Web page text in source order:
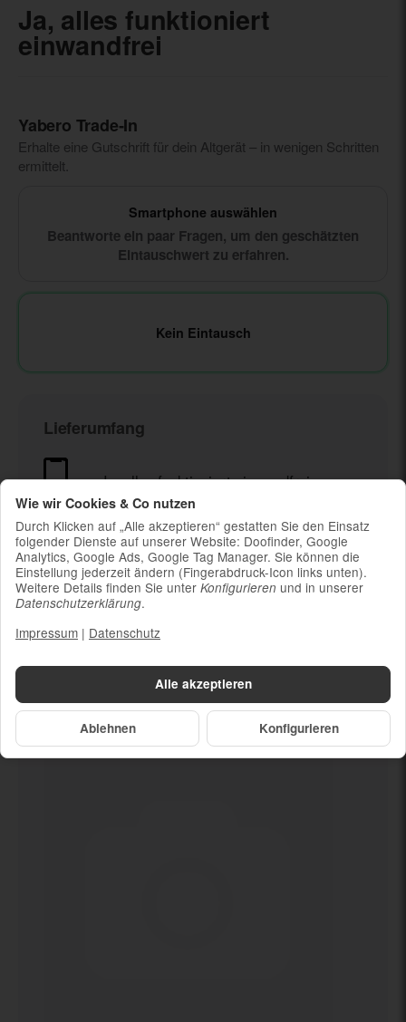
Ja, alles funktioniert
einwandfrei
Yabero Trade‑In
Erhalte eine Gutschrift für dein Altgerät – in wenigen Schritten
ermittelt.
Smartphone auswählen
Beantworte ein paar Fragen, um den geschätzten
Eintauschwert zu erfahren.
Kein Eintausch
Lieferumfang
Ja, alles funktioniert einwandfrei
Ladekabel (ohne Ladestecker)
Um die Nachhaltigkeit zu unterstützen und
weil die meisten neueren Smartphones
kabelloses Laden ermöglichen, ist kein
Ladestecker im Lieferumfang enthalten
Dein neuesJa, alles funktioniert
einwandfrei
Alle akzeptieren
Ablehnen Konfigurieren
Wie wir Cookies & Co nutzen
Durch Klicken auf „Alle akzeptieren“ gestatten Sie den Einsatz
folgender Dienste auf unserer Website: Doofinder, Google
Analytics, Google Ads, Google Tag Manager. Sie können die
Einstellung jederzeit ändern (Fingerabdruck-Icon links unten).
Weitere Details finden Sie unter Konfigurieren und in unserer
Datenschutzerklärung.
Impressum | Datenschutz